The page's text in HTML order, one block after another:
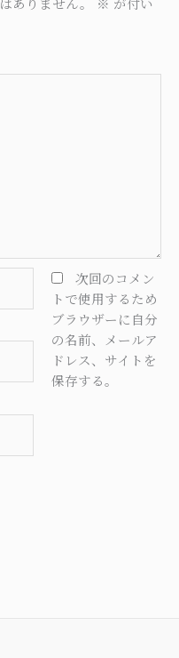
次回のコメン
トで使用するため
ブラウザーに自分
の名前、メールア
ドレス、サイトを
保存する。